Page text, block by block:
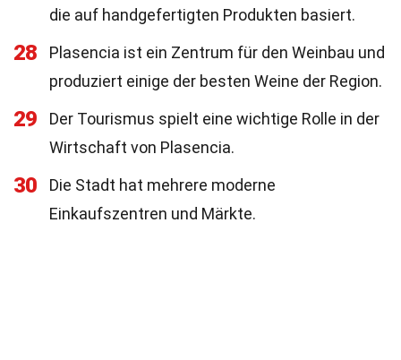
die auf handgefertigten Produkten basiert.
28
Plasencia ist ein Zentrum für den Weinbau und
produziert einige der besten Weine der Region.
29
Der Tourismus spielt eine wichtige Rolle in der
Wirtschaft von Plasencia.
30
Die Stadt hat mehrere moderne
Einkaufszentren und Märkte.